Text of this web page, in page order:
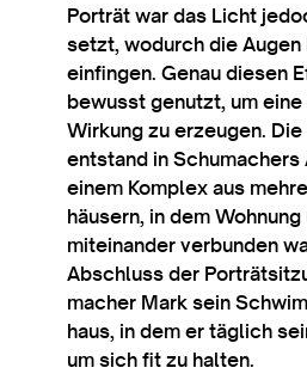
Porträt war das Licht
set­zt, wodurch die Augen
ein­fin­gen. Genau diesen
bewusst gen­utzt, um
Wirkung zu erzeu­gen.
entstand in Schu­mach­ers
einem Kom­plex aus
häusern, in dem
mitein­ander ver­bunden
Abschluss der
mach­er Mark sein
haus, in dem er täg­lich
um sich fit zu halten.